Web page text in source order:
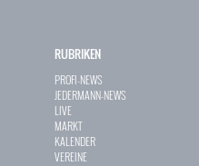
RUBRIKEN
PROFI-NEWS
JEDERMANN-NEWS
LIVE
MARKT
KALENDER
VEREINE